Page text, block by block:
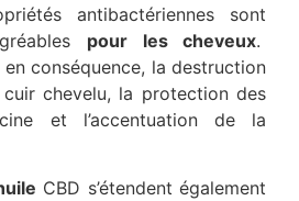
antibactériennes sont
pour lescheveux.
en conséquence, la destruction
chevelu, la protection des
et l’accentuation de la
CBD s’étendent également